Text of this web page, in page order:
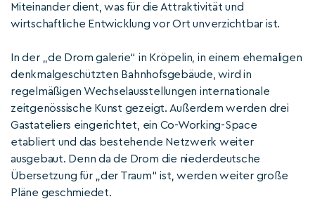
Miteinander dient, was für die Attraktivität und
wirtschaftliche Entwicklung vor Ort unverzichtbar ist.
In der „de Drom galerie“ in Kröpelin, in einem ehemaligen
denkmalgeschützten Bahnhofsgebäude, wird in
regelmäßigen Wechselausstellungen internationale
zeitgenössische Kunst gezeigt. Außerdem werden drei
Gastateliers eingerichtet, ein Co-Working-Space
etabliert und das bestehende Netzwerk weiter
ausgebaut. Denn da de Drom die niederdeutsche
Übersetzung für „der Traum“ ist, werden weiter große
Pläne geschmiedet.